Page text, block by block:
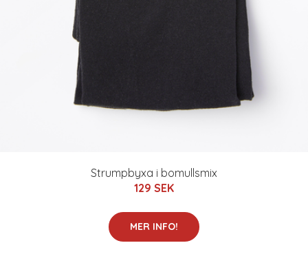
Strumpbyxa i bomullsmix
129 SEK
MER INFO!